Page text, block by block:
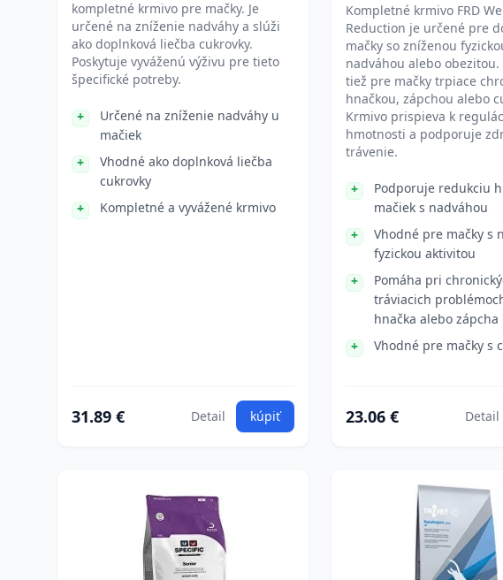
kompletné krmivo pre mačky. Je
určené na zníženie nadváhy a slúži
ako doplnková liečba cukrovky.
Poskytuje vyváženú výživu pre tieto
špecifické potreby.
Určené na zníženie nadváhy u
mačiek
Vhodné ako doplnková liečba
cukrovky
Kompletné a vyvážené krmivo
31.89 € Detail kúpiť
Kompletné krmivo FRD
Reduction je určené pre
mačky so zníženou
nadváhou alebo obezitou.
tiež pre mačky trpiace
hnačkou, zápchou alebo
Krmivo prispieva k
hmotnosti a podporuje
trávenie.
Podporuje redukciu
mačiek s nadváhou
Vhodné pre mačky s
fyzickou aktivitou
Pomáha pri
tráviacich
hnačka alebo zápcha
Vhodné pre mačky s
23.06 € Detail